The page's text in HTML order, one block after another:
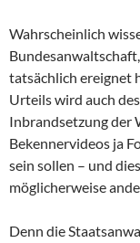
Wahrscheinlich
tatsächlich ereignet
Urteils wird auch
Inbrandsetzung der
Bekennervideos ja
sein sollen – und
möglicherweise
Denn die